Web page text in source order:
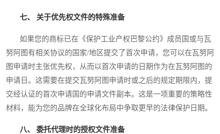
七、 关于优先权文件的特殊准备
如果您的商标已在《保护工业产权巴黎公约》成员国或与瓦
努阿图有相关协议的国家/地区提交了首次申请，您可以在瓦努阿
图申请时主张优先权，从而以首次申请的日期作为在瓦努阿图的
申请日。这需要在提交瓦努阿图申请时或之后的规定期限内，提
交经认证的首次申请国的申请文件副本。这是一项重要的策略性
材料，能为您的品牌在全球化布局中争取更早的法律保护日期。
八、 委托代理时的授权文件准备